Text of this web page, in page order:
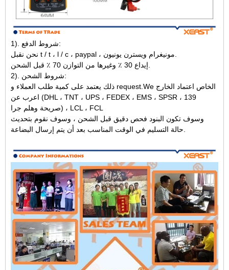
1). شروط الدفع:
2). شروط الشحن:
ذلك يعتمد على كمية طلب العملاء و request.We الخاص اعتماد الخارج
اعرب عن (DHL ، TNT ، UPS ، FEDEX ، EMS ، SPSR ، 139
صريحة وهلم جرا) ، LCL ، FCL
وسوف تكون البنود فحص دقيق قبل الشحن ، وسوف نقوم بتحديث